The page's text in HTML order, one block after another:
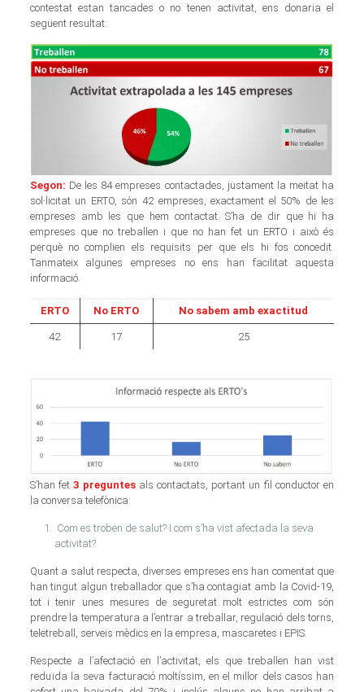
contestat estan tancades o no tenen activitat, ens donaria el
següent resultat:
Segon: De les 84 empreses contactades, justament la meitat ha
sol·licitat un ERTO, són 42 empreses, exactament el 50% de les
empreses amb les que hem contactat. S’ha de dir que hi ha
empreses que no treballen i que no han fet un ERTO i això és
perquè no complien els requisits per que els hi fos concedit.
Tanmateix algunes empreses no ens han facilitat aquesta
informació.
ERTO No ERTO No sabem amb exactitud
42 17 25
S’han fet3 preguntes als contactats, portant un fil conductor en
la conversa telefònica:
Com es troben de salut? I com s’ha vist afectada la seva
activitat?
Quant a salut respecta, diverses empreses ens han comentat que
han tingut algun treballador que s’ha contagiat amb la Covid-19,
tot i tenir unes mesures de seguretat molt estrictes com són
prendre la temperatura a l’entrar a treballar, regulació dels torns,
teletreball, serveis mèdics en la empresa, mascaretes i EPIS.
Respecte a l’afectació en l’activitat, els que treballen han vist
reduïda la seva facturació moltíssim, en el millor dels casos han